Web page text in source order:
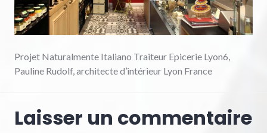
Projet Naturalmente Italiano Traiteur Epicerie Lyon6,
Pauline Rudolf, architecte d’intérieur Lyon France
Laisser un commentaire